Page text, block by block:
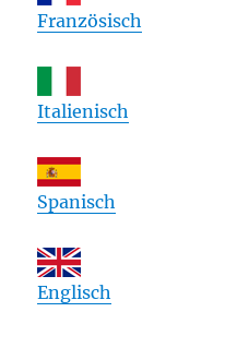
Französisch
Italienisch
Spanisch
Englisch